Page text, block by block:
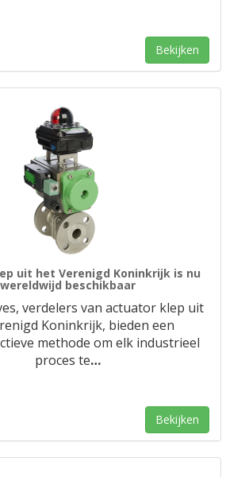
Bekijken
uit het Verenigd Koninkrijk is nu
wereldwijd beschikbaar
verdelers van actuator klep uit
Koninkrijk, bieden een
methode om elk industrieel
proces te…
Bekijken